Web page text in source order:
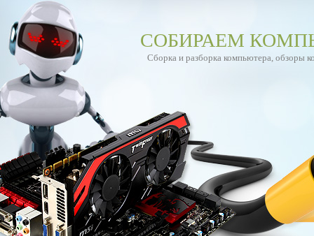
СОБИРАЕМ
Сборка и разборка компьютера, обзоры